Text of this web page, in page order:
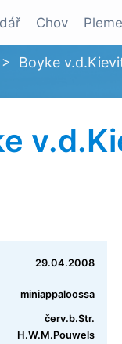
Chov
> Boyke
29.04.2008
miniappaloossa
červ.b.Str.
H.W.M.Pouwels